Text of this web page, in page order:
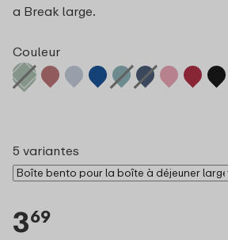
a Break large.
Couleur
5 variantes
369